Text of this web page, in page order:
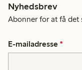
Nyhedsbrev
Abonner for at få det
E-mailadresse *